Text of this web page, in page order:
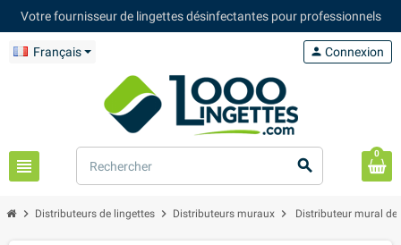
Votre fournisseur de lingettes désinfectantes pour professionnels
Français
view_headline search
person Connexion
0
chevron_right Distributeurs de lingettes chevron_right Distributeurs muraux chevron_right Distributeur mural